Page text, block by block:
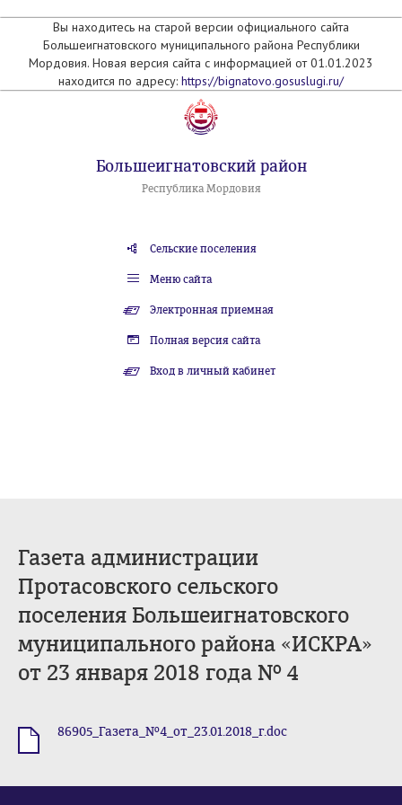
Вы находитесь на старой версии официального сайта
Большеигнатовского муниципального района Республики
Мордовия. Новая версия сайта с информацией от 01.01.2023
находится по адресу: https://bignatovo.gosuslugi.ru/
Большеигнатовский район
Республика Мордовия
Сельские поселения
Меню сайта
Электронная приемная
Полная версия сайта
Вход в личный кабинет
Газета администрации
Протасовского сельского
поселения Большеигнатовского
муниципального района «ИСКРА»
от 23 января 2018 года № 4
86905_Газета_№4_от_23.01.2018_г.doc